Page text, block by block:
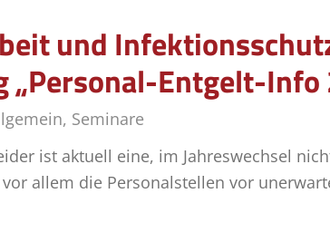
und
„Personal-Entgelt-Info
, Seminare
ist aktuell eine, im Jahreswechsel
allem die Personalstellen vor